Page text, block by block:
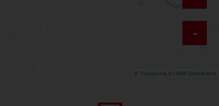
-
© Toursprung © OSM Contributors